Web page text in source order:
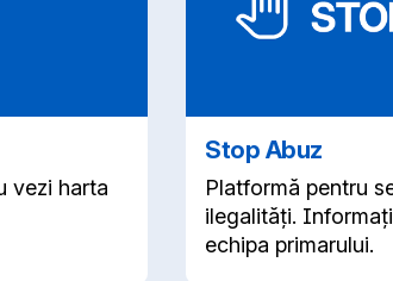
vezi harta
Stop Abuz
Platformă pentru
ilegalități.
echipa primarului.